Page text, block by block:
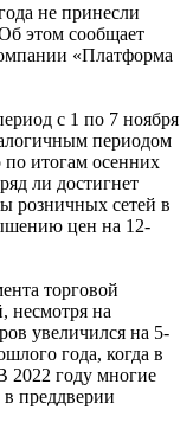
не принесли
этом сообщает
«Платформа
с 1 по 7 ноября
периодом
итогам осенних
ли достигнет
розничных сетей в
цен на 12-
торговой
на
увеличился на 5-
года, когда в
2022 году многие
преддверии